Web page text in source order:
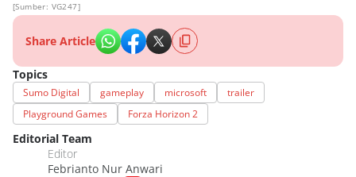
[Sumber: VG247]
Share Article
Topics
Sumo Digital gameplay microsoft
trailer
Playground Games
Forza Horizon 2
Editorial Team
Editor
Febrianto Nur Anwari